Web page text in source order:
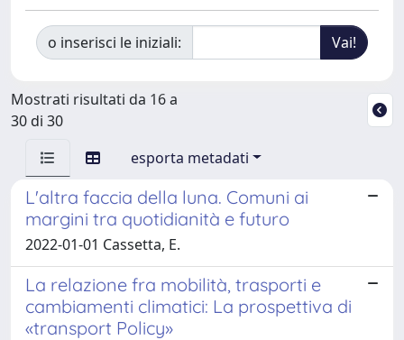
o inserisci le iniziali:
Mostrati risultati da 16 a
30 di 30
esporta metadati
L'altra faccia della luna. Comuni ai
margini tra quotidianità e futuro
2022-01-01 Cassetta, E.
La relazione fra mobilità, trasporti e
cambiamenti climatici: La prospettiva di
«transport Policy»